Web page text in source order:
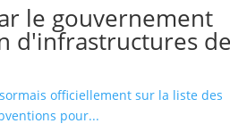
le gouvernement
d'infrastructures de
officiellement sur la liste des
pour...